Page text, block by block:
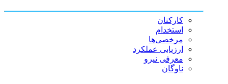
کارکنان
استخدام
مرخصی‌ها
ارزیابی عملکرد
معرفی نیرو
ناوگان